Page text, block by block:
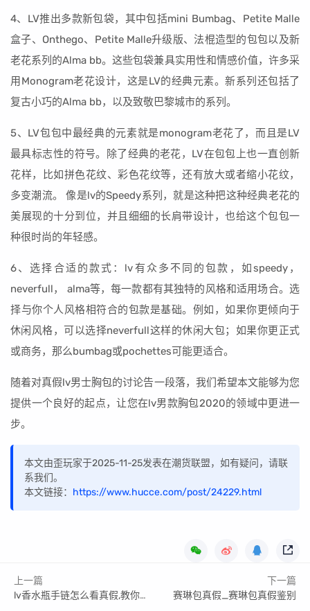
4、LV推出多款新包袋，其中包括mini Bumbag、Petite Malle
盒子、Onthego、Petite Malle升级版、法棍造型的包包以及新
老花系列的Alma bb。这些包袋兼具实用性和情感价值，许多采
用Monogram老花设计，这是LV的经典元素。新系列还包括了
复古小巧的Alma bb，以及致敬巴黎城市的系列。
5、LV包包中最经典的元素就是monogram老花了，而且是LV
最具标志性的符号。除了经典的老花，LV在包包上也一直创新
花样，比如拼色花纹、彩色花纹等，还有放大或者缩小花纹，
多变潮流。 像是lv的Speedy系列，就是这种把这种经典老花的
美展现的十分到位，并且细细的长肩带设计，也给这个包包一
种很时尚的年轻感。
6、选择合适的款式：lv有众多不同的包款，如speedy，
neverfull， alma等，每一款都有其独特的风格和适用场合。选
择与你个人风格相符合的包款是基础。例如，如果你更倾向于
休闲风格，可以选择neverfull这样的休闲大包；如果你更正式
或商务，那么bumbag或pochettes可能更适合。
随着对真假lv男士胸包的讨论告一段落，我们希望本文能够为您
提供一个良好的起点，让您在lv男款胸包2020的领域中更进一
步。
本文由歪玩家于2025-11-25发表在潮货联盟，如有疑问，请联
系我们。
本文链接： https://www.hucce.com/post/24229.html
上一篇
lv香水瓶手链怎么看真假,教你如何识破
下一篇
赛琳包真假_赛琳包真假鉴别